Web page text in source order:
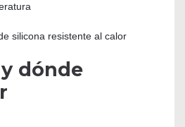
silicona resistente al calor
dónde